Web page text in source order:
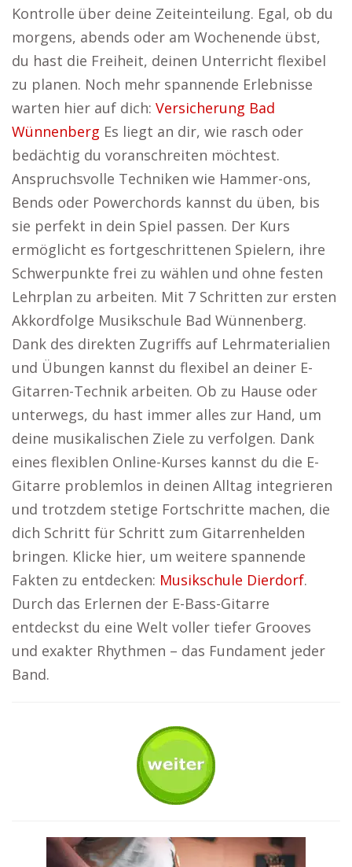
Kontrolle über deine Zeiteinteilung. Egal, ob du
morgens, abends oder am Wochenende übst,
du hast die Freiheit, deinen Unterricht flexibel
zu planen. Noch mehr spannende Erlebnisse
warten hier auf dich: Versicherung Bad
Wünnenberg Es liegt an dir, wie rasch oder
bedächtig du voranschreiten möchtest.
Anspruchsvolle Techniken wie Hammer-ons,
Bends oder Powerchords kannst du üben, bis
sie perfekt in dein Spiel passen. Der Kurs
ermöglicht es fortgeschrittenen Spielern, ihre
Schwerpunkte frei zu wählen und ohne festen
Lehrplan zu arbeiten. Mit 7 Schritten zur ersten
Akkordfolge Musikschule Bad Wünnenberg.
Dank des direkten Zugriffs auf Lehrmaterialien
und Übungen kannst du flexibel an deiner E-
Gitarren-Technik arbeiten. Ob zu Hause oder
unterwegs, du hast immer alles zur Hand, um
deine musikalischen Ziele zu verfolgen. Dank
eines flexiblen Online-Kurses kannst du die E-
Gitarre problemlos in deinen Alltag integrieren
und trotzdem stetige Fortschritte machen, die
dich Schritt für Schritt zum Gitarrenhelden
bringen. Klicke hier, um weitere spannende
Fakten zu entdecken: Musikschule Dierdorf.
Durch das Erlernen der E-Bass-Gitarre
entdeckst du eine Welt voller tiefer Grooves
und exakter Rhythmen – das Fundament jeder
Band.